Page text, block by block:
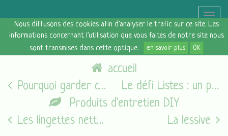
Nous diffusons des cookies afin d'analyser le trafic sur ce site. Les
informations concernant l'utilisation que vous faites de notre site nous
sont transmises dans cette optique.
en savoir plus OK
Toggle
accueil
Pourquoi garder certains objets ?
Le défi Listes : un peu de bienveillance
Produits d'entretien DIY
Les lingettes nettoyantes écologiques
La lessive